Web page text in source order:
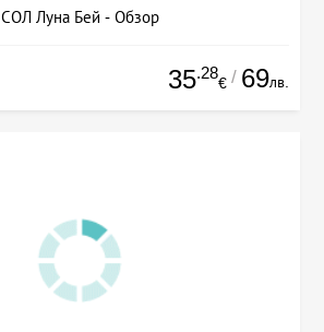
СОЛ Луна Бей - Обзор
35.28
€ / 69лв.